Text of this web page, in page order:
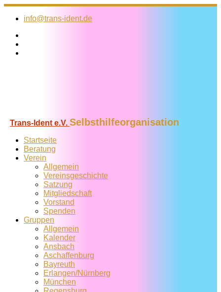
Zum
Inhalt
info@trans-ident.de
Trans-Ident e.V. Selbsthilfeorganisation
Startseite
Beratung
Verein
Allgemein
Vereins­geschichte
Satzung
Mitglied­schaft
Vorstand
Spenden
Gruppen
Allgemein
Kalender
Ansbach
Aschaffenburg
Bayreuth
Erlangen/Nürnberg
München